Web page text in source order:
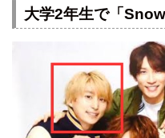
大学2年生で「